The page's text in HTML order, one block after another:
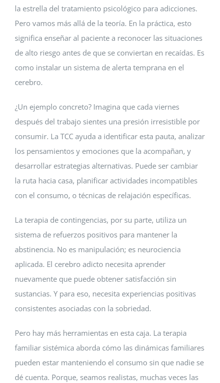
la estrella del tratamiento psicológico para adicciones.
Pero vamos más allá de la teoría. En la práctica, esto
significa enseñar al paciente a reconocer las situaciones
de alto riesgo antes de que se conviertan en recaídas. Es
como instalar un sistema de alerta temprana en el
cerebro.
¿Un ejemplo concreto? Imagina que cada viernes
después del trabajo sientes una presión irresistible por
consumir. La TCC ayuda a identificar esta pauta, analizar
los pensamientos y emociones que la acompañan, y
desarrollar estrategias alternativas. Puede ser cambiar
la ruta hacia casa, planificar actividades incompatibles
con el consumo, o técnicas de relajación específicas.
La terapia de contingencias, por su parte, utiliza un
sistema de refuerzos positivos para mantener la
abstinencia. No es manipulación; es neurociencia
aplicada. El cerebro adicto necesita aprender
nuevamente que puede obtener satisfacción sin
sustancias. Y para eso, necesita experiencias positivas
consistentes asociadas con la sobriedad.
Pero hay más herramientas en esta caja. La terapia
familiar sistémica aborda cómo las dinámicas familiares
pueden estar manteniendo el consumo sin que nadie se
dé cuenta. Porque, seamos realistas, muchas veces las